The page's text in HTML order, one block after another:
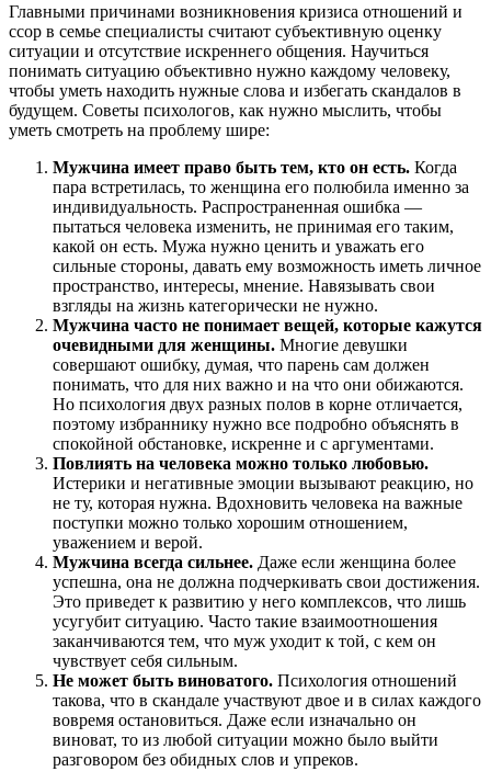
Главными причинами возникновения кризиса отношений и
ссор в семье специалисты считают субъективную оценку
ситуации и отсутствие искреннего общения. Научиться
понимать ситуацию объективно нужно каждому человеку,
чтобы уметь находить нужные слова и избегать скандалов в
будущем. Советы психологов, как нужно мыслить, чтобы
уметь смотреть на проблему шире:
Мужчина имеет право быть тем, кто он есть. Когда
пара встретилась, то женщина его полюбила именно за
индивидуальность. Распространенная ошибка —
пытаться человека изменить, не принимая его таким,
какой он есть. Мужа нужно ценить и уважать его
сильные стороны, давать ему возможность иметь личное
пространство, интересы, мнение. Навязывать свои
взгляды на жизнь категорически не нужно.
Мужчина часто не понимает вещей, которые кажутся
очевидными для женщины. Многие девушки
совершают ошибку, думая, что парень сам должен
понимать, что для них важно и на что они обижаются.
Но психология двух разных полов в корне отличается,
поэтому избраннику нужно все подробно объяснять в
спокойной обстановке, искренне и с аргументами.
Повлиять на человека можно только любовью.
Истерики и негативные эмоции вызывают реакцию, но
не ту, которая нужна. Вдохновить человека на важные
поступки можно только хорошим отношением,
уважением и верой.
Мужчина всегда сильнее. Даже если женщина более
успешна, она не должна подчеркивать свои достижения.
Это приведет к развитию у него комплексов, что лишь
усугубит ситуацию. Часто такие взаимоотношения
заканчиваются тем, что муж уходит к той, с кем он
чувствует себя сильным.
Не может быть виноватого. Психология отношений
такова, что в скандале участвуют двое и в силах каждого
вовремя остановиться. Даже если изначально он
виноват, то из любой ситуации можно было выйти
разговором без обидных слов и упреков.